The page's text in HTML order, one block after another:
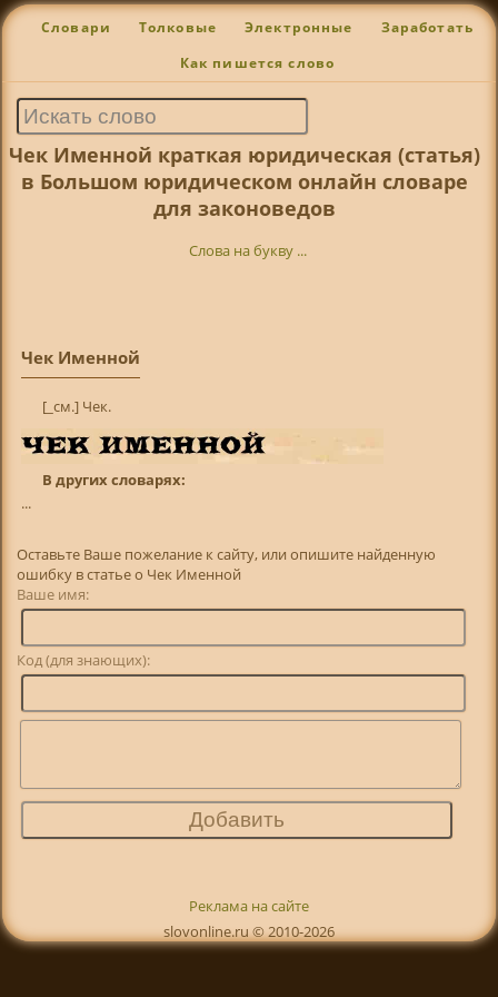
Словари Толковые Электронные Заработать
Как пишется слово
Чек Именной краткая юридическая (статья)
в Большом юридическом онлайн словаре
для законоведов
Слова на букву ...
Чек Именной
[_см.] Чек.
В других словарях:
...
Оставьте Ваше пожелание к сайту, или опишите найденную
ошибку в статье о Чек Именной
Ваше имя:
Код (для знающих):
Реклама на сайте
slovonline.ru © 2010-2026